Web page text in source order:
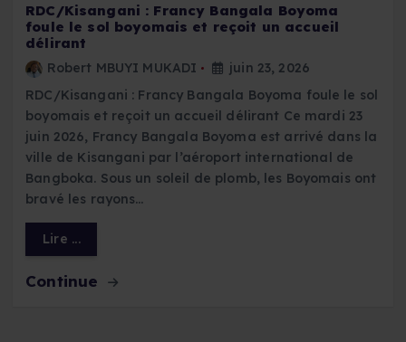
RDC/Kisangani : Francy Bangala Boyoma
foule le sol boyomais et reçoit un accueil
délirant
Robert MBUYI MUKADI
juin 23, 2026
RDC/Kisangani : Francy Bangala Boyoma foule le sol
boyomais et reçoit un accueil délirant Ce mardi 23
juin 2026, Francy Bangala Boyoma est arrivé dans la
ville de Kisangani par l’aéroport international de
Bangboka. Sous un soleil de plomb, les Boyomais ont
bravé les rayons…
Lire ...
Continue